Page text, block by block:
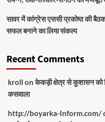
सावर में कांग्रेस एससी प्रकोष्ठ की
सफल बनाने का लिया संकल्प
Recent Comments
kroll onकेकड़ी क्षेत्र से कुशासन को
कसवाला
http://boyarka-Inform.com/